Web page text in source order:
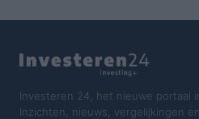
Investeren 24, het nieuwe portaal
Inzichten, nieuws, vergelijkingen